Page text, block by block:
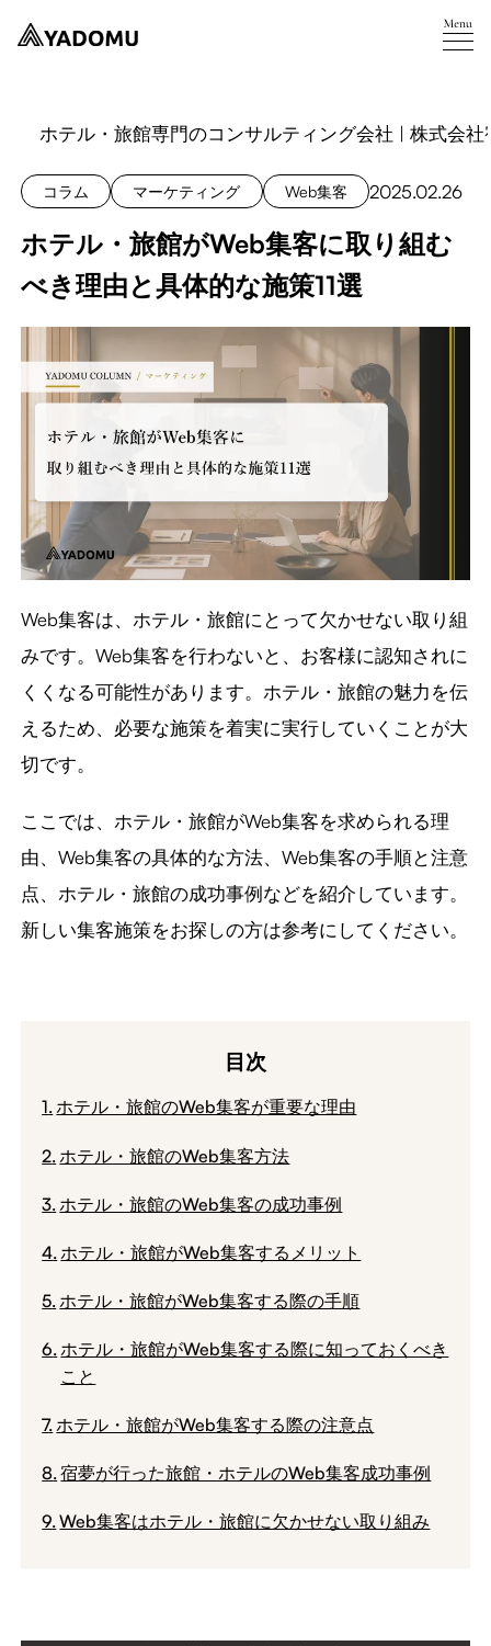
ホテル・旅館専門のコンサルティング会社 | 株式会社
コラム マーケティング Web集客 2025.02.26
ホテル・旅館がWeb集客に取り組む
べき理由と具体的な施策11選
Web集客は、ホテル・旅館にとって欠かせない取り組
みです。Web集客を行わないと、お客様に認知されに
くくなる可能性があります。ホテル・旅館の魅力を伝
えるため、必要な施策を着実に実行していくことが大
切です。
ここでは、ホテル・旅館がWeb集客を求められる理
由、Web集客の具体的な方法、Web集客の手順と注意
点、ホテル・旅館の成功事例などを紹介しています。
新しい集客施策をお探しの方は参考にしてください。
目次
ホテル・旅館のWeb集客が重要な理由
ホテル・旅館のWeb集客方法
ホテル・旅館のWeb集客の成功事例
ホテル・旅館がWeb集客するメリット
ホテル・旅館がWeb集客する際の手順
ホテル・旅館がWeb集客する際に知っておくべき
こと
ホテル・旅館がWeb集客する際の注意点
宿夢が行った旅館・ホテルのWeb集客成功事例
Web集客はホテル・旅館に欠かせない取り組み